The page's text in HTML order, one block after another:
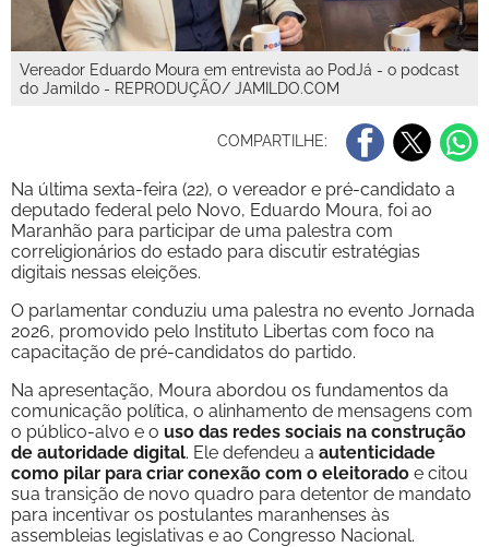
Vereador Eduardo Moura em entrevista ao PodJá - o podcast
do Jamildo - REPRODUÇÃO/ JAMILDO.COM
COMPARTILHE:
Na última sexta-feira (22), o vereador e pré-candidato a
deputado federal pelo Novo, Eduardo Moura, foi ao
Maranhão para participar de uma palestra com
correligionários do estado para discutir estratégias
digitais nessas eleições.
O parlamentar conduziu uma palestra no evento Jornada
2026, promovido pelo Instituto Libertas com foco na
capacitação de pré-candidatos do partido.
Na apresentação, Moura abordou os fundamentos da
comunicação política, o alinhamento de mensagens com
o público-alvo e o uso das redes sociais na construção
de autoridade digital. Ele defendeu a autenticidade
como pilar para criar conexão com o eleitorado e citou
sua transição de novo quadro para detentor de mandato
para incentivar os postulantes maranhenses às
assembleias legislativas e ao Congresso Nacional.